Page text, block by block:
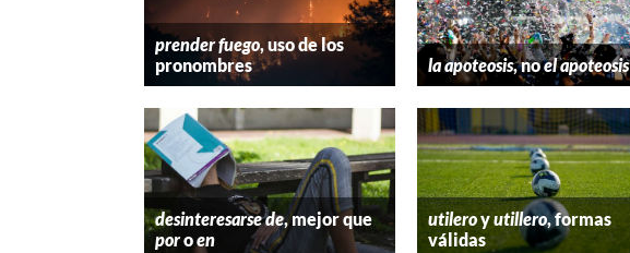
prender fuego, uso de los
pronombres
la apoteosis, noel apoteosis
desinteresarse de, mejor que
poroen
utileroyutillero, formas
válidas